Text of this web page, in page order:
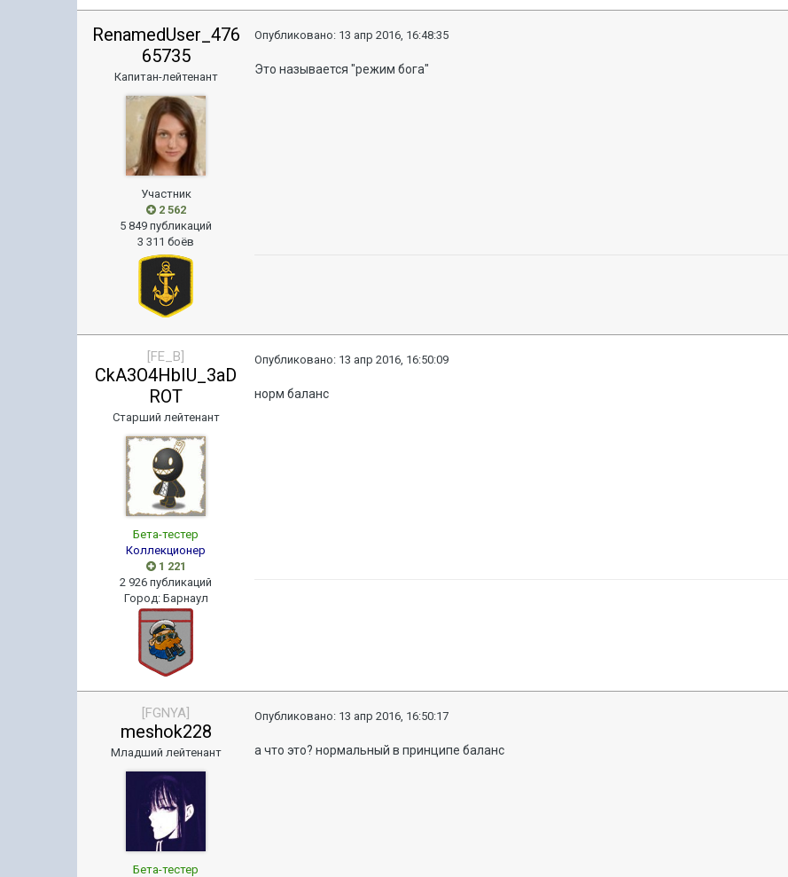
RenamedUser_476
65735
Капитан-лейтенант
Участник
2 562
5 849 публикаций
3 311 боёв
Опубликовано: 13 апр 2016, 16:48:35
Это называется "режим бога"
[FE_B]
CkA3O4HbIU_3aD
ROT
Старший лейтенант
Бета-тестер
Коллекционер
1 221
2 926 публикаций
Город: Барнаул
Опубликовано: 13 апр 2016, 16:50:09
норм баланс
[FGNYA]
meshok228
Младший лейтенант
Бета-тестер
Опубликовано: 13 апр 2016, 16:50:17
а что это? нормальный в принципе баланс